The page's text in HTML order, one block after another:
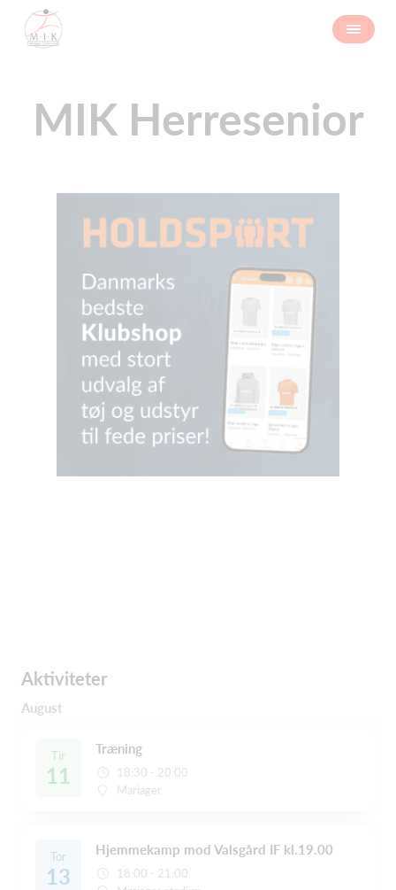
MIK Herresenior
Aktiviteter
August
Tir
11
Træning
18:30 - 20:00
Mariager
Tor
13
Hjemmekamp mod Valsgård IF kl.19.00
18:00 - 21:00